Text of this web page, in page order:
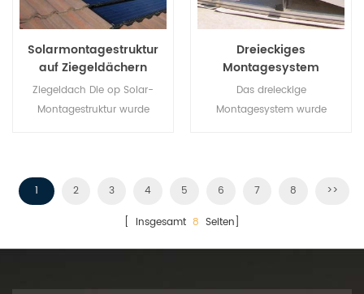
Solarmontagestruktur
auf Ziegeldächern
Ziegeldach Die op Solar-
Montagestruktur wurde
Dreieckiges
Montagesystem
Das dreieckige
Montagesystem wurde
einstellbares
Strombedarf eines ganzen
Gebäudes deckt.
1 2 3 4 5 6 7 8 >>
[ Insgesamt 8 Seiten]